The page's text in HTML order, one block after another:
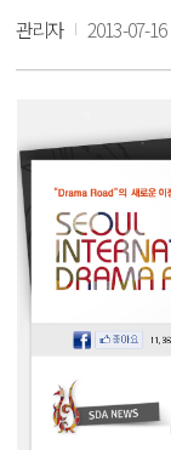
관리자 2013-07-16